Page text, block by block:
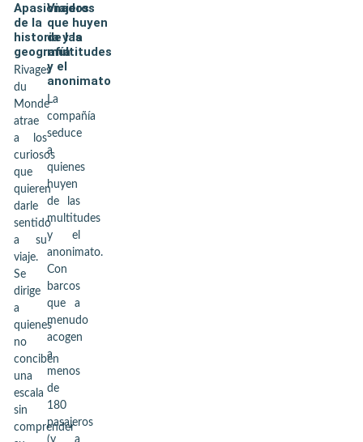
Apasionados
de la
historia y la
geografía
Rivages
du
Monde
atrae
a los
curiosos
que
quieren
darle
sentido
a su
viaje.
Se
dirige
a
quienes
no
conciben
una
escala
sin
comprender
Viajeros
que huyen
de las
multitudes
y el
anonimato
La
compañía
seduce
a
quienes
huyen
de las
multitudes
y el
anonimato.
Con
barcos
que a
menudo
acogen
a
menos
de
180
pasajeros
(y a